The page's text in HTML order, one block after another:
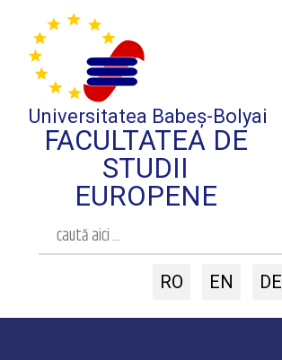
Universitatea Babeș-Bolyai
FACULTATEA DE
STUDII
EUROPENE
RO EN DE